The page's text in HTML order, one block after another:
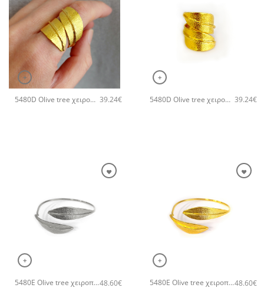
+
5480D Olive tree χειροποίητο δαχτυλιδι Catherine bijoux Ασημί 39.24€
+
5480D Olive tree χειροποίητο δαχτυλιδι Catherine bijoux Χρυσό 39.24€
+
5480E Olive tree χειροποίητο βραχιόλι Catherine bijoux Ασημί48.60€
+
5480E Olive tree χειροποίητο βραχιόλι Catherine bijoux Χρυσό48.60€